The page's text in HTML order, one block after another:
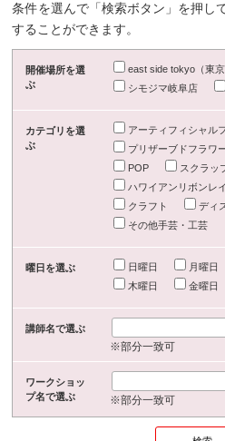
条件を選んで「検索ボタン」を押し
することができます。
開催場所を選
ぶ
east side tokyo（東京
シモジマ岐阜店
カテゴリを選
ぶ
アーティフィシャル
プリザーブドフラワ
POP
スクラッ
ハワイアンリボンレイ
クラフト
ディ
その他手芸・工芸
曜日を選ぶ 日曜日 月曜日
木曜日
金曜日
講師名で選ぶ
※部分一致可
ワークショッ
プ名で選ぶ
※部分一致可